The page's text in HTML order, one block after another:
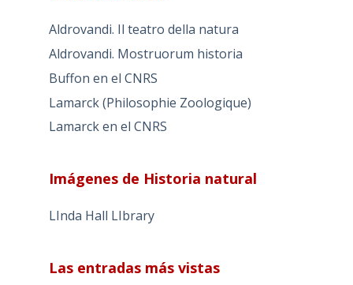
Aldrovandi. Il teatro della natura
Aldrovandi. Mostruorum historia
Buffon en el CNRS
Lamarck (Philosophie Zoologique)
Lamarck en el CNRS
Imágenes de Historia natural
LInda Hall LIbrary
Las entradas más vistas